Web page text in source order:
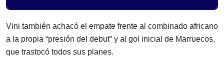
Vini también achacó el empate frente al combinado africano
a la propia “presión del debut” y al gol inicial de Marruecos,
que trastocó todos sus planes.